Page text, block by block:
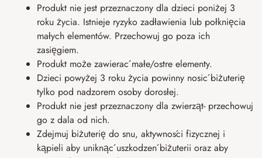
Produkt nie jest przeznaczony dla dzieci poniżej 3
roku życia. Istnieje ryzyko zadławienia lub połknięcia
małych elementów. Przechowuj go poza ich
zasięgiem.
Produkt może zawierać małe/ostre elementy.
Dzieci powyżej 3 roku życia powinny nosić biżuterię
tylko pod nadzorem osoby dorosłej.
Produkt nie jest przeznaczony dla zwierząt- przechowuj
go z dala od nich.
Zdejmuj biżuterię do snu, aktywności fizycznej i
kąpieli aby uniknąć uszkodzeń biżuterii oraz aby